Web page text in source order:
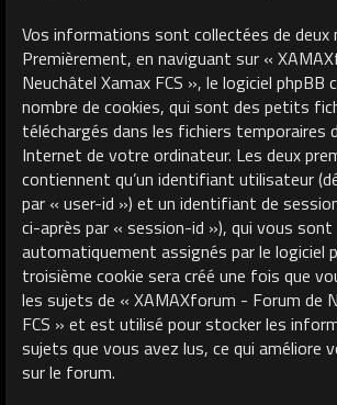
Vos informations sont collectées de deux
Premièrement, en naviguant sur «
Neuchâtel Xamax FCS », le logiciel phpBB
nombre de cookies, qui sont des petits
téléchargés dans les fichiers temporaires
Internet de votre ordinateur. Les deux
contiennent qu’un identifiant utilisateur
par « user-id ») et un identifiant de
ci-après par « session-id »), qui vous sont
automatiquement assignés par le logiciel
troisième cookie sera créé une fois que
les sujets de « XAMAXforum - Forum de
FCS » et est utilisé pour stocker les
sujets que vous avez lus, ce qui améliore
sur le forum.